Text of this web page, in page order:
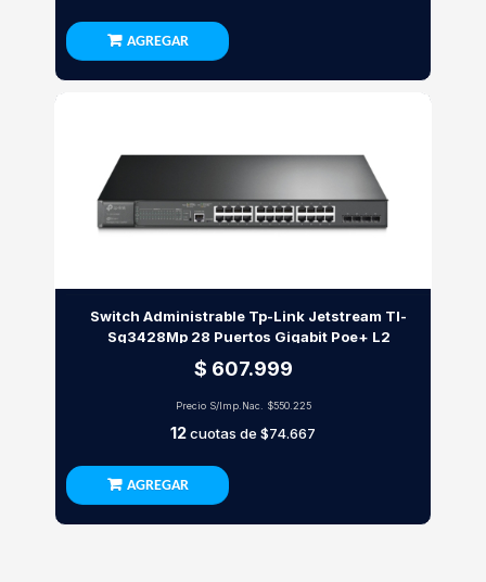
AGREGAR
Switch Administrable Tp-Link Jetstream Tl-
Sg3428Mp 28 Puertos Gigabit Poe+ L2
$ 607.999
Precio S/Imp.Nac. $550.225
12cuotas de $74.667
AGREGAR